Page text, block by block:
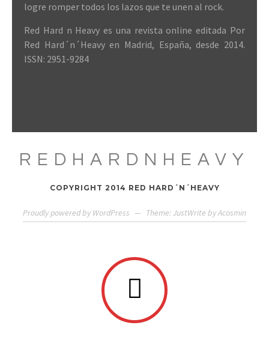
logre romper todos los lazos que te unen al rock.
Red Hard n Heavy es una revista online editada Por
Red Hard´n´Heavy en Madrid, España, desde 2014.
ISSN: 2951-9284
REDHARDNHEAVY
COPYRIGHT 2014 RED HARD´N´HEAVY
Proudly powered by WordPress — Theme: JustWrite byAcosmin